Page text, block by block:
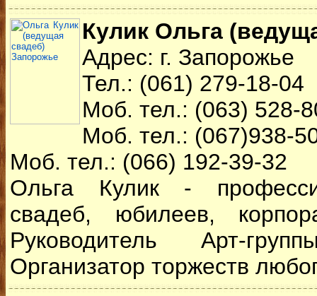
Кулик Ольга
Адрес: г. Запорожье
Тел.: (061) 279-18-04
Моб. тел.: (063) 528-
Моб. тел.: (067)938-
Моб. тел.: (066) 192-39-32
Ольга Кулик -
свадеб, юбилеев,
Руководитель Арт-
Организатор торжеств